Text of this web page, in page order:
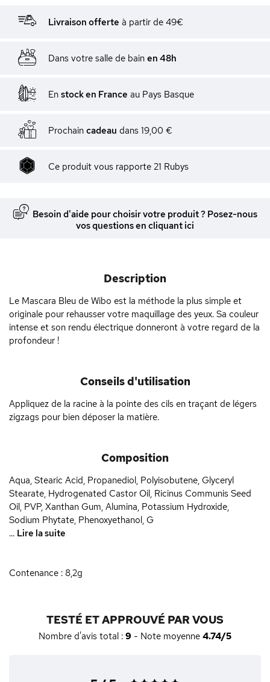
Livraison offerte à partir de 49€
Dans votre salle de bain en 48h
En stock en France au Pays Basque
Prochain cadeau dans 19,00 €
Ce produit vous rapporte 21 Rubys
Besoin d'aide pour choisir votre produit ? Posez-nous
vos questions en cliquant ici
Description
Le Mascara Bleu de Wibo est la méthode la plus simple et
originale pour rehausser votre maquillage des yeux. Sa couleur
intense et son rendu électrique donneront à votre regard de la
profondeur !
Conseils d'utilisation
Appliquez de la racine à la pointe des cils en traçant de légers
zigzags pour bien déposer la matière.
Composition
Aqua, Stearic Acid, Propanediol, Polyisobutene, Glyceryl
Stearate, Hydrogenated Castor Oil, Ricinus Communis Seed
Oil, PVP, Xanthan Gum, Alumina, Potassium Hydroxide,
Sodium Phytate, Phenoxyethanol, G
... Lire la suite
Contenance : 8,2g
TESTÉ ET APPROUVÉ PAR VOUS
Nombre d'avis total : 9 - Note moyenne 4.74/5